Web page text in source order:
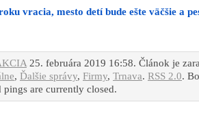
vracia, mesto detí bude ešte väčšie a
25. februára 2019 16:58. Článok je
, Ďalšie správy, Firmy, Trnava. RSS 2.0.
pings are currently closed.